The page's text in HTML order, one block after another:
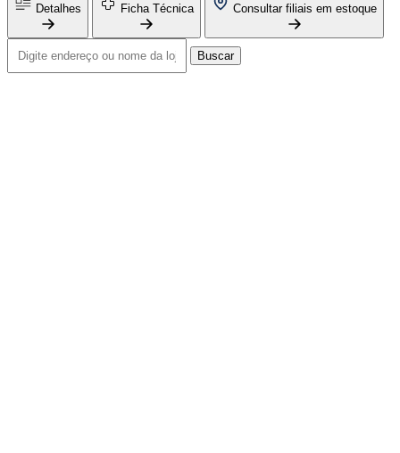
Detalhes Ficha Técnica Consultar filiais em estoque
Buscar